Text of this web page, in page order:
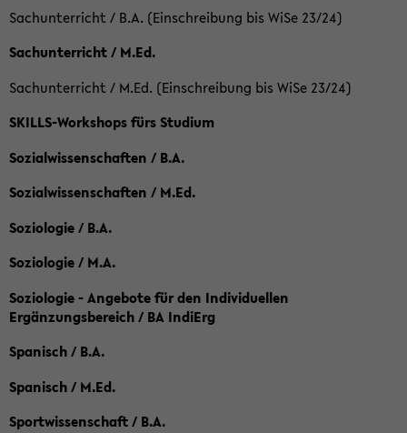
Sachunterricht / B.A. (Einschreibung bis WiSe 23/24)
Sachunterricht / M.Ed.
Sachunterricht / M.Ed. (Einschreibung bis WiSe 23/24)
SKILLS-Workshops fürs Studium
Sozialwissenschaften / B.A.
Sozialwissenschaften / M.Ed.
Soziologie / B.A.
Soziologie / M.A.
Soziologie - Angebote für den Individuellen
Ergänzungsbereich / BA IndiErg
Spanisch / B.A.
Spanisch / M.Ed.
Sportwissenschaft / B.A.